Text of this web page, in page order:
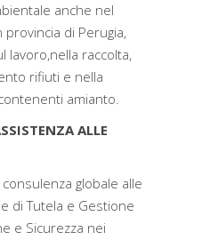
anche nel
di Perugia,
lavoro,nella raccolta,
rifiuti e nella
amianto.
ALLE
globale alle
di Tutela e Gestione
e Sicurezza nei